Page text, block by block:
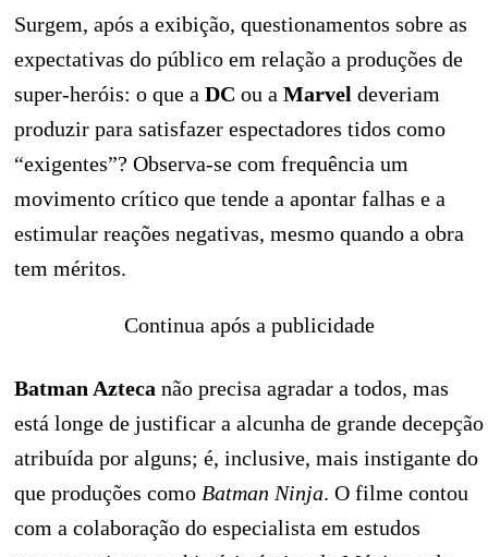
Surgem, após a exibição, questionamentos sobre as
expectativas do público em relação a produções de
super‑heróis: o que a DC ou a Marvel deveriam
produzir para satisfazer espectadores tidos como
“exigentes”? Observa‑se com frequência um
movimento crítico que tende a apontar falhas e a
estimular reações negativas, mesmo quando a obra
tem méritos.
Continua após a publicidade
Batman Azteca não precisa agradar a todos, mas
está longe de justificar a alcunha de grande decepção
atribuída por alguns; é, inclusive, mais instigante do
que produções como Batman Ninja. O filme contou
com a colaboração do especialista em estudos